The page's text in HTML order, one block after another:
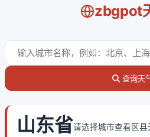
zbgpot
查询天
山东省请选择城市查看区县